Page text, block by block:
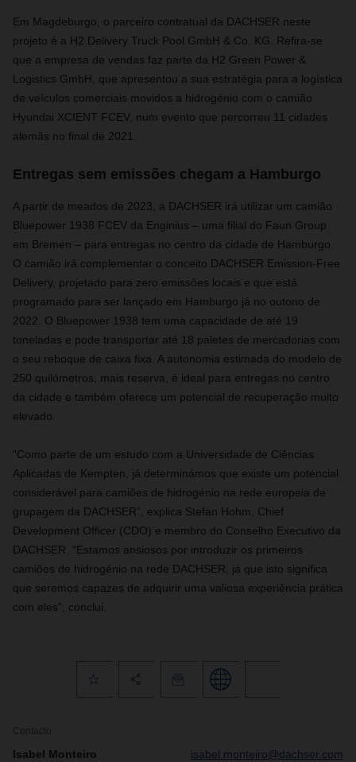
Em Magdeburgo, o parceiro contratual da DACHSER neste
projeto é a H2 Delivery Truck Pool GmbH & Co. KG. Refira-se
que a empresa de vendas faz parte da H2 Green Power &
Logistics GmbH, que apresentou a sua estratégia para a logística
de veículos comerciais movidos a hidrogénio com o camião
Hyundai XCIENT FCEV, num evento que percorreu 11 cidades
alemãs no final de 2021.
Entregas sem emissões chegam a Hamburgo
A partir de meados de 2023, a DACHSER irá utilizar um camião
Bluepower 1938 FCEV da Enginius – uma filial do Faun Group
em Bremen – para entregas no centro da cidade de Hamburgo.
O camião irá complementar o conceito DACHSER Emission-Free
Delivery, projetado para zero emissões locais e que está
programado para ser lançado em Hamburgo já no outono de
2022. O Bluepower 1938 tem uma capacidade de até 19
toneladas e pode transportar até 18 paletes de mercadorias com
o seu reboque de caixa fixa. A autonomia estimada do modelo de
250 quilómetros, mais reserva, é ideal para entregas no centro
da cidade e também oferece um potencial de recuperação muito
elevado.
“Como parte de um estudo com a Universidade de Ciências
Aplicadas de Kempten, já determinámos que existe um potencial
considerável para camiões de hidrogénio na rede europeia de
grupagem da DACHSER”, explica Stefan Hohm, Chief
Development Officer (CDO) e membro do Conselho Executivo da
DACHSER. “Estamos ansiosos por introduzir os primeiros
camiões de hidrogénio na rede DACHSER, já que isto significa
que seremos capazes de adquirir uma valiosa experiência prática
com eles”, conclui.
Contacto
Isabel Monteiro isabel.monteiro@dachser.com